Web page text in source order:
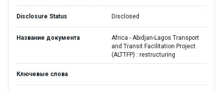
Disclosure Status Disclosed
Название документа
Africa - Abidjan-Lagos Transport
and Transit Facilitation Project
(ALTTFP) : restructuring
Ключевые слова